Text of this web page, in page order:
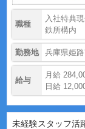
職種
入社特典
鉄所構内
勤務地 兵庫県姫
給与
月給
日給
未経験スタッフ活